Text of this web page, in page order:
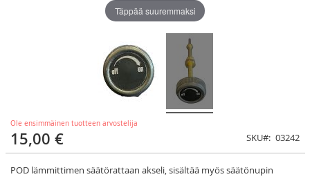
Ole ensimmäinen tuotteen arvostelija
15,00 € SKU 03242
POD lämmittimen säätörattaan akseli, sisältää myös säätönupin
Täppää suuremmaksi